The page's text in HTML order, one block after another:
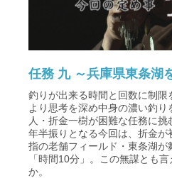
任務 九 ～兵庫県東条湖
釣りが出来る時間と回数に制限
より思考を深め中身の濃い釣
人・折金一樹が困難な任務に
年半振りとなる今回は、折金が
指の老舗フィールド・東条湖が
「時間10分」。この無謀とも
か。